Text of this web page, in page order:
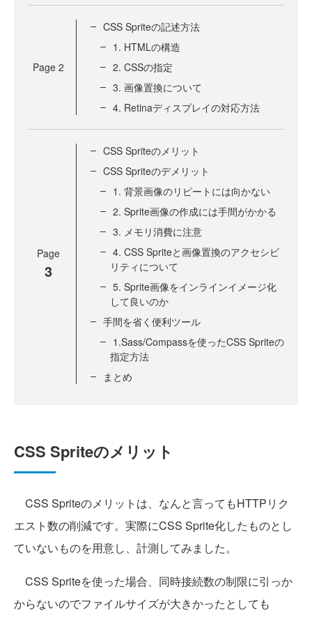
Page 2
CSS Spriteの記述方法
1. HTMLの構造
2. CSSの指定
3. 画像置換について
4. Retinaディスプレイの対応方法
Page
3
CSS Spriteのメリット
CSS Spriteのデメリット
1. 背景画像のリピートには向かない
2. Sprite画像の作成には手間がかかる
3. メモリ消費に注意
4. CSS Spriteと画像置換のアクセシビ
リティについて
5. Sprite画像をインラインイメージ化
して良いのか
手間を省く便利ツール
1.Sass/Compassを使ったCSS Spriteの
指定方法
まとめ
CSS Spriteのメリット
CSS Spriteのメリットは、なんと言ってもHTTPリク
エスト数の削減です。実際にCSS Sprite化したものとし
ていないものを用意し、計測してみました。
CSS Spriteを使った場合、同時接続数の制限に引っか
からないのでファイルサイズが大きかったとしても